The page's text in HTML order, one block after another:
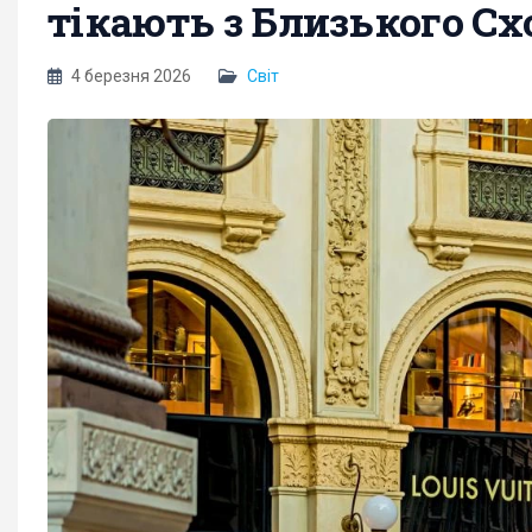
тікають з Близького
4 березня 2026 Світ